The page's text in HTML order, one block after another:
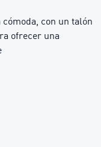
con un talón
ofrecer una